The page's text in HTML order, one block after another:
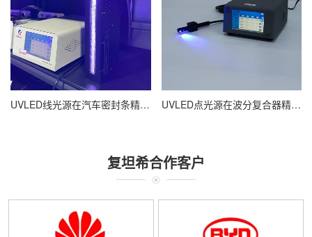
UVLED线光源在汽车密封条精密固化中的应用案例 UVLED点光源在波分复合器精密制造中的应用案例
复坦希合作客户